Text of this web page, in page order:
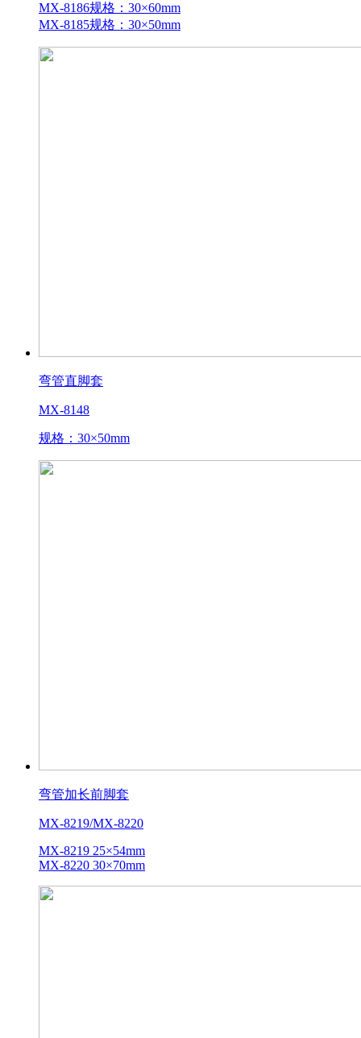
MX-8186规格：30×60mm
MX-8185规格：30×50mm
弯管直脚套
MX-8148
规格：30×50mm
弯管加长前脚套
MX-8219/MX-8220
MX-8219 25×54mm
MX-8220 30×70mm